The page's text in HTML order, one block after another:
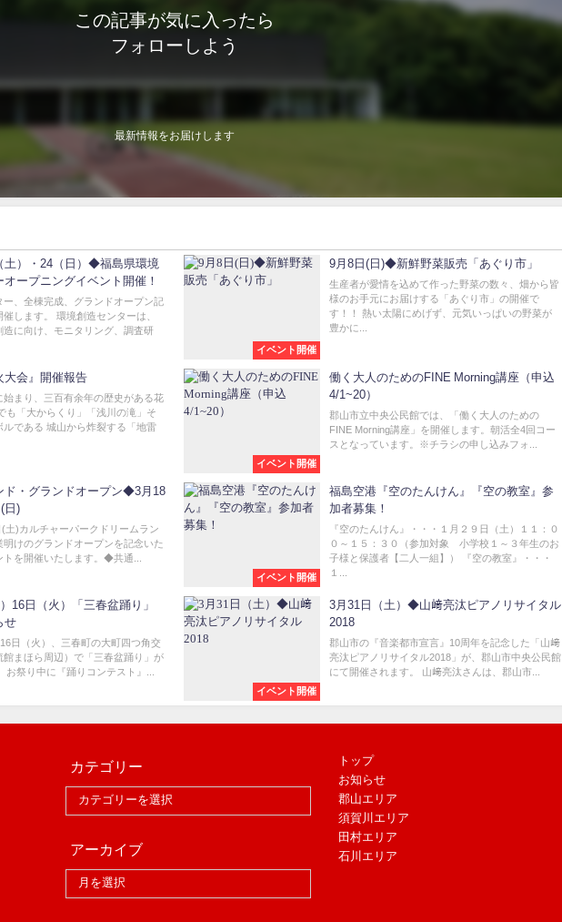
この記事が気に入ったら
フォローしよう
最新情報をお届けします
土）・24（日）◆福島県環境
ープニングイベント開催！
ー、全棟完成、グランドオープン記
します。 環境創造センターは、
造に向け、モニタリング、調査研
イベント開催
9月8日(日)◆新鮮野菜販売「あぐり市」
生産者が愛情を込めて作った野菜の数々、畑から皆
様のお手元にお届けする「あぐり市」の開催で
す！！ 熱い太陽にめげず、元気いっぱいの野菜が
豊かに...
大会』開催報告
始まり、三百有余年の歴史がある花
も「大からくり」「浅川の滝」そ
ルである 城山から炸裂する「地雷
イベント開催
働く大人のためのFINE Morning講座（申込
4/1~20）
郡山市立中央公民館では、「働く大人のための
FINE Morning講座」を開催します。朝活全4回コー
スとなっています。※チラシの申し込みフォ...
ド・グランドオープン◆3月18
日)
土)カルチャーパークドリームラン
明けのグランドオープンを記念いた
トを開催いたします。◆共通...
イベント開催
福島空港『空のたんけん』『空の教室』参
加者募集！
『空のたんけん』・・・１月２９日（土）１１：０
０～１５：３０（参加対象 小学校１～３年生のお
子様と保護者【二人一組】） 『空の教室』・・・
１...
16日（火）「三春盆踊り」
せ
日（火）、三春町の大町四つ角交
館まほら周辺）で「三春盆踊り」が
お祭り中に『踊りコンテスト』...
イベント開催
3月31日（土）◆山﨑亮汰ピアノリサイタル
2018
郡山市の『音楽都市宣言』10周年を記念した「山﨑
亮汰ピアノリサイタル2018」が、郡山市中央公民館
にて開催されます。 山﨑亮汰さんは、郡山市...
カテゴリー
アーカイブ
トップ
お知らせ
郡山エリア
須賀川エリア
田村エリア
石川エリア